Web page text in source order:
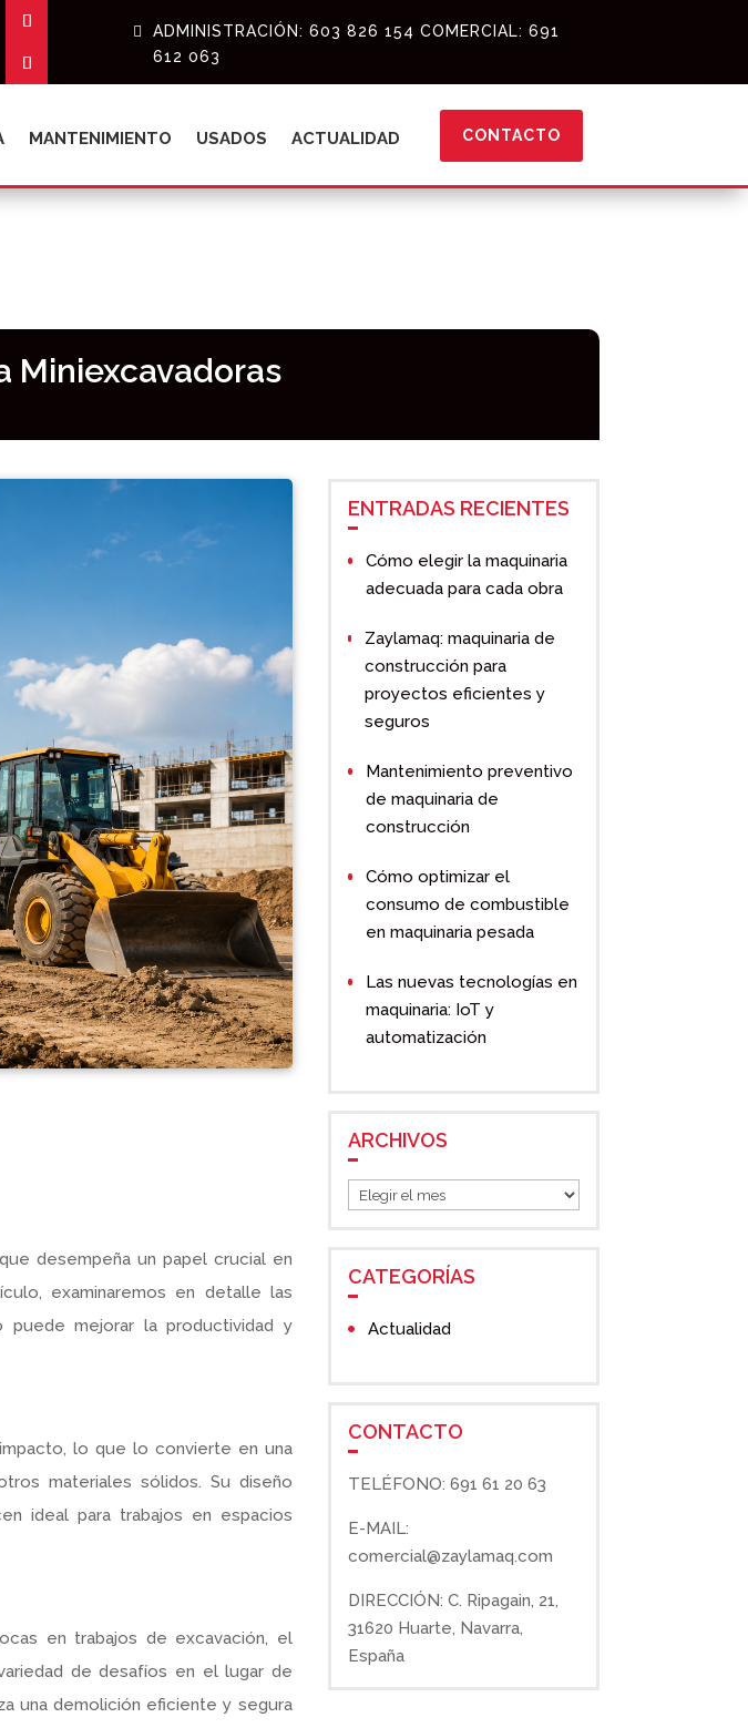
ADMINISTRACIÓN: 603 826 154 COMERCIAL: 691
612 063
MANTENIMIENTO USADOS ACTUALIDAD CONTACTO
Miniexcavadoras
desempeña un papel crucial en
examinaremos en detalle las
puede mejorar la productividad y
lo que lo convierte en una
materiales sólidos. Su diseño
ideal para trabajos en espacios
en trabajos de excavación, el
de desafíos en el lugar de
una demolición eficiente y segura
ENTRADAS RECIENTES
Cómo elegir la maquinaria
adecuada para cada obra
Zaylamaq: maquinaria de
construcción para
proyectos eficientes y
seguros
Mantenimiento preventivo
de maquinaria de
construcción
Cómo optimizar el
consumo de combustible
en maquinaria pesada
Las nuevas tecnologías en
maquinaria: IoT y
automatización
ARCHIVOS
Archivos
CATEGORÍAS
Actualidad
CONTACTO
TELÉFONO: 691 61 20 63
E-MAIL:
comercial@zaylamaq.com
DIRECCIÓN: C. Ripagain, 21,
31620 Huarte, Navarra,
España